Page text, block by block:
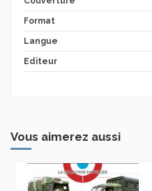
Format
Langue
Editeur
Vous aimerez aussi